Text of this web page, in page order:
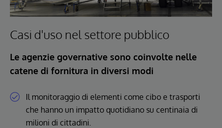
Casi d'uso nel settore pubblico
Le agenzie governative sono coinvolte nelle
catene di fornitura in diversi modi
Il monitoraggio di elementi come cibo e trasporti
che hanno un impatto quotidiano su centinaia di
milioni di cittadini.